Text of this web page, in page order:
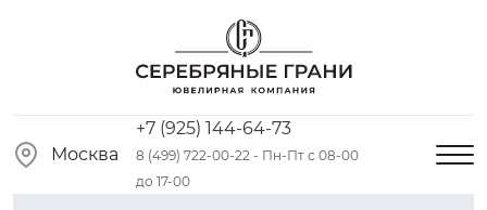
Москва
+7 (925) 144-64-73
8 (499) 722-00-22 - Пн-Пт с 08-00
до 17-00